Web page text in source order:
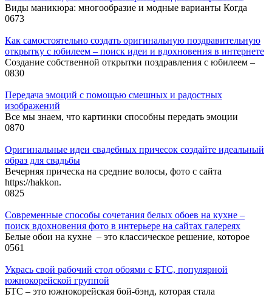
Виды маникюра: многообразие и модные варианты Когда
0673
Как самостоятельно создать оригинальную поздравительную
открытку с юбилеем – поиск идеи и вдохновения в интернете
Создание собственной открытки поздравления с юбилеем –
0830
Передача эмоций с помощью смешных и радостных
изображений
Все мы знаем, что картинки способны передать эмоции
0870
Оригинальные идеи свадебных причесок создайте идеальный
образ для свадьбы
Вечерняя прическа на средние волосы, фото с сайта
https://hakkon.
0825
Современные способы сочетания белых обоев на кухне –
поиск вдохновения фото в интерьере на сайтах галереях
Белые обои на кухне – это классическое решение, которое
0561
Укрась свой рабочий стол обоями с БТС, популярной
южнокорейской группой
БТС – это южнокорейская бой-бэнд, которая стала